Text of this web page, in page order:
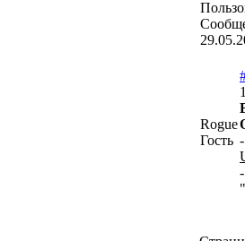
Rogue
Гость